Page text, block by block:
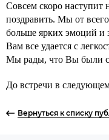
Совсем скоро
поздравить. Мы от
больше ярких эмоций
Вам все удается с
Мы рады, что Вы были с
До встречи в
Вернуться к списку